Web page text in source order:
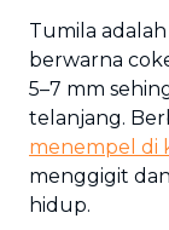
Tumila
berwarna
5–7 mm
telanjang.
menempel di
menggigit
hidup.